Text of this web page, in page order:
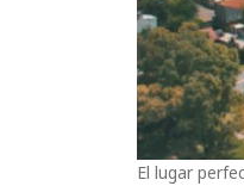
El lugar